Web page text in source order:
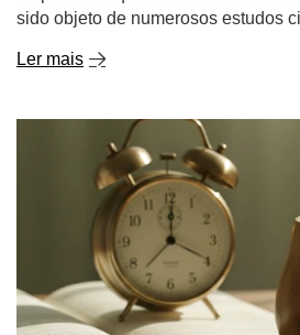
sido objeto de numerosos estudos
Ler mais